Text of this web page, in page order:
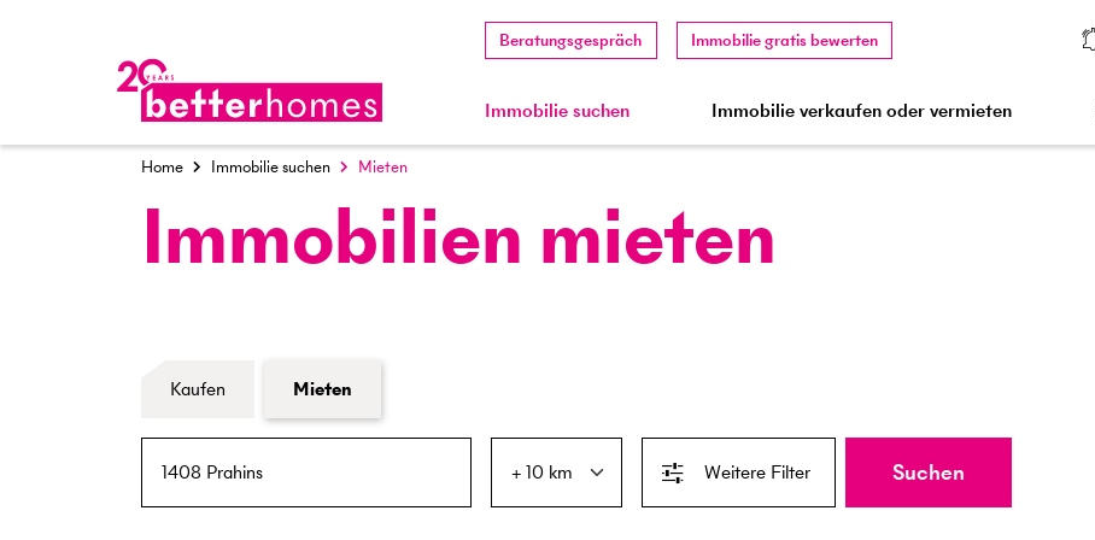
Beratungsgespräch Immobilie gratis bewerten
Immobilie suchen Immobilie verkaufen oder vermieten
Home Immobilie suchen Mieten
Immobilien mieten
Formular Immobiliensuche
Kaufen
Mieten
Weitere Filter Suchen